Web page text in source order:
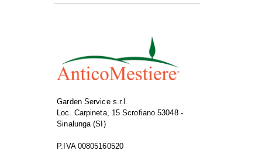
Garden Service s.r.l.
Loc. Carpineta, 15 Scrofiano 53048 -
Sinalunga (SI)
P.IVA 00805160520